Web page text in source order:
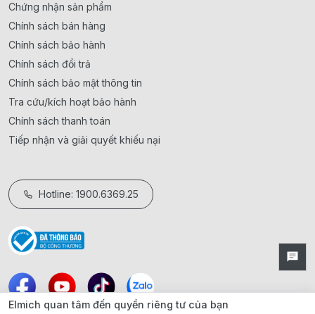
Chứng nhận sản phẩm
Chính sách bán hàng
Chính sách bảo hành
Chính sách đổi trả
Chính sách bảo mật thông tin
Tra cứu/kích hoạt bảo hành
Chính sách thanh toán
Tiếp nhận và giải quyết khiếu nại
Hotline: 1900.6369.25
Elmich quan tâm đến quyền riêng tư của bạn